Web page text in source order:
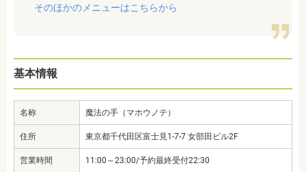
そのほかのメニューはこちらから
基本情報
名称 魔法の手（マホウノテ）
住所 東京都千代田区富士見1-7-7 女部田ビル2F
営業時間 11:00～23:00/予約最終受付22:30